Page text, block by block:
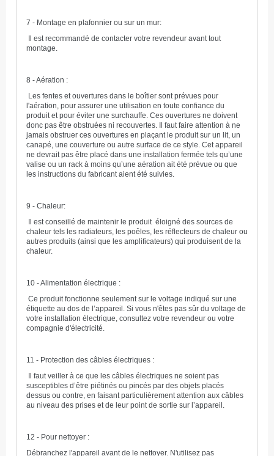
7 - Montage en plafonnier ou sur un mur:
Il est recommandé de contacter votre revendeur avant tout
montage.
8 - Aération :
Les fentes et ouvertures dans le boîtier sont prévues pour
l'aération, pour assurer une utilisation en toute confiance du
produit et pour éviter une surchauffe. Ces ouvertures ne doivent
donc pas être obstruées ni recouvertes. Il faut faire attention à ne
jamais obstruer ces ouvertures en plaçant le produit sur un lit, un
canapé, une couverture ou autre surface de ce style. Cet appareil
ne devrait pas être placé dans une installation fermée tels qu’une
valise ou un rack à moins qu’une aération ait été prévue ou que
les instructions du fabricant aient été suivies.
9 - Chaleur:
Il est conseillé de maintenir le produit éloigné des sources de
chaleur tels les radiateurs, les poêles, les réflecteurs de chaleur ou
autres produits (ainsi que les amplificateurs) qui produisent de la
chaleur.
10 - Alimentation électrique :
Ce produit fonctionne seulement sur le voltage indiqué sur une
étiquette au dos de l’appareil. Si vous n'êtes pas sûr du voltage de
votre installation électrique, consultez votre revendeur ou votre
compagnie d'électricité.
11 - Protection des câbles électriques :
Il faut veiller à ce que les câbles électriques ne soient pas
susceptibles d’être piétinés ou pincés par des objets placés
dessus ou contre, en faisant particulièrement attention aux câbles
au niveau des prises et de leur point de sortie sur l’appareil.
12 - Pour nettoyer :
Débranchez l'appareil avant de le nettoyer. N'utilisez pas